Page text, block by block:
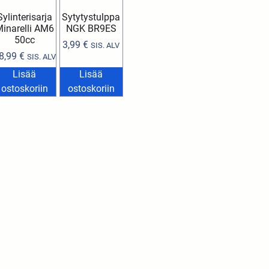
AM6
50cc
€ SIS. ALV
Lisää
ostoskoriin
Sytytystulppa
NGK BR9ES
3,99€ SIS. ALV
Lisää
ostoskoriin